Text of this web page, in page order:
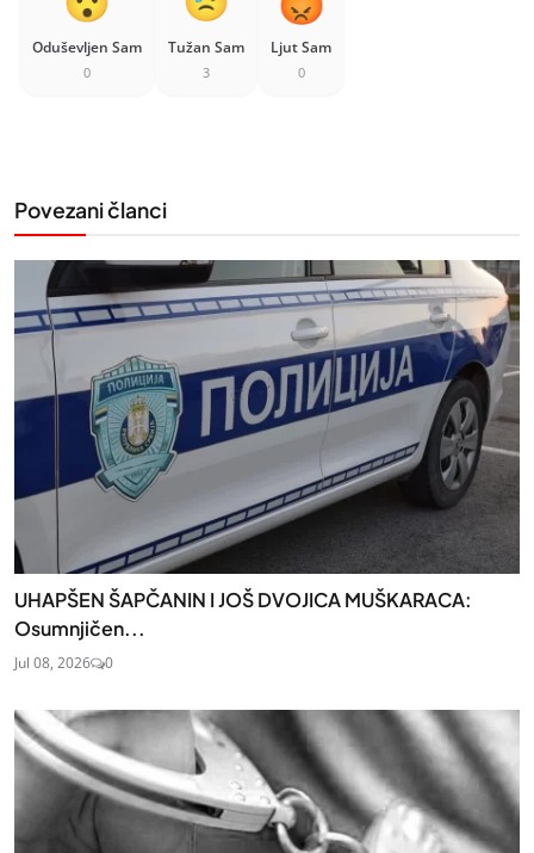
Oduševljen Sam
0
Tužan Sam
3
Ljut Sam
0
Povezani članci
UHAPŠEN ŠAPČANIN I JOŠ DVOJICA MUŠKARACA:
Osumnjičen...
Jul 08, 2026 0